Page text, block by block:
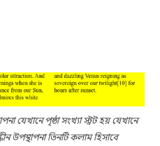
যেখানে পৃষ্ঠা সংখ্যা স্ট্রট হয় যেখানে
উপস্থাপনা তিনটি কলাম হিসাবে